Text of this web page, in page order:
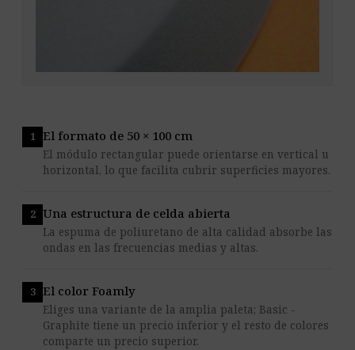
El formato de 50 × 100 cm
El módulo rectangular puede orientarse en vertical u
horizontal, lo que facilita cubrir superficies mayores.
Una estructura de celda abierta
La espuma de poliuretano de alta calidad absorbe las
ondas en las frecuencias medias y altas.
El color Foamly
Eliges una variante de la amplia paleta; Basic -
Graphite tiene un precio inferior y el resto de colores
comparte un precio superior.